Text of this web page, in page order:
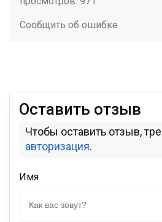
Сообщить об ошибке
Оставить отзыв
Чтобы оставить отзыв,
авторизация.
Имя